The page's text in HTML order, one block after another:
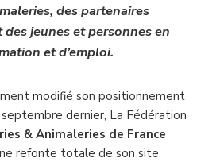
des partenaires
jeunes et personnes en
et d’emploi.
modifié son positionnement
dernier, La Fédération
& Animaleries de France
refonte totale de son site